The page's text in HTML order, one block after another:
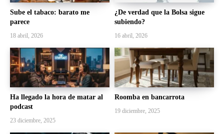
Sube el tabaco: barato me
parece
18 abril, 2026
¿De verdad que la Bolsa sigue
subiendo?
16 abril, 2026
Ha llegado la hora de matar al
podcast
23 diciembre, 2025
Roomba en bancarrota
19 diciembre, 2025